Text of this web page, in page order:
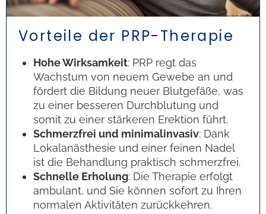
Vorteile der PRP-Therapie
Hohe Wirksamkeit: PRP regt das
Wachstum von neuem Gewebe an und
fördert die Bildung neuer Blutgefäße, was
zu einer besseren Durchblutung und
somit zu einer stärkeren Erektion führt.
Schmerzfrei und minimalinvasiv: Dank
Lokalanästhesie und einer feinen Nadel
ist die Behandlung praktisch schmerzfrei.
Schnelle Erholung: Die Therapie erfolgt
ambulant, und Sie können sofort zu Ihren
normalen Aktivitäten zurückkehren.